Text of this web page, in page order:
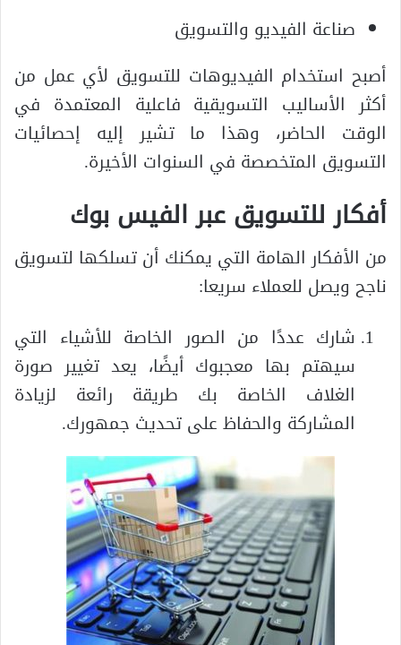
صناعة الفيديو والتسويق
أصبح استخدام الفيديوهات للتسويق لأي عمل من
أكثر الأساليب التسويقية فاعلية المعتمدة في
الوقت الحاضر، وهذا ما تشير إليه إحصائيات
التسويق المتخصصة في السنوات الأخيرة.
أفكار للتسويق عبر الفيس بوك
من الأفكار الهامة التي يمكنك أن تسلكها لتسويق
ناجح ويصل للعملاء سريعا:
شارك عددًا من الصور الخاصة للأشياء التي
سيهتم بها معجبوك أيضًا، يعد تغيير صورة
الغلاف الخاصة بك طريقة رائعة لزيادة
المشاركة والحفاظ على تحديث جمهورك.